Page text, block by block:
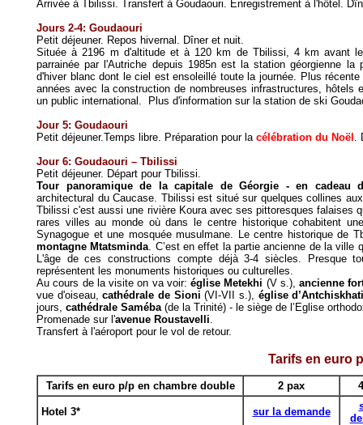
Arrivée à Tbilissi. Transfert à Goudaouri. Enregistrement à l'hôtel.
Jours 2-4: Goudaouri
Petit déjeuner. Repos hivernal. Dîner et nuit.
Située à 2196 m d'altitude et à 120 km de Tbilissi, 4 km avant
parrainée par l'Autriche depuis 1985n est la station géorgienne
d'hiver blanc dont le ciel est ensoleillé toute la journée. Plus
années avec la construction de nombreuses infrastructures,
un public international.
Plus d'information sur la station de ski
Jour 5: Goudaouri
Petit déjeuner.Temps libre. Préparation pour la célébration du Noël .
Jour 6: Goudaouri – Tbilissi
Petit déjeuner. Départ pour Tbilissi.
Tour panoramique de la capitale de Géorgie - en cadeau
architectural du Caucase. Tbilissi est situé sur quelques collines
Tbilissi c'est aussi une rivière Koura avec ses pittoresques falaises
rares villes au monde où dans le centre historique cohabitent
Synagogue et une mosquée musulmane. Le centre historique de
montagne Mtatsminda. C’est en effet la partie ancienne de la ville
L'âge de ces constructions compte déjà 3-4 siècles. Presque
représentent les monuments historiques ou culturelles.
Au cours de la visite on va voir:église Metekhi (V s.),ancienne
vue d'oiseau,cathédrale de Sioni (VI-VII s.), église
jours, cathédrale Saméba(de la Trinité) - le siège de l’Eglise
Promenade sur l'avenue Roustavelli.
Transfert à l'aéroport pour le vol de retour.
Tarifs en euro
Tarifs en euro p/p en chambre double 2 pax
Hotel 3* sur la demande